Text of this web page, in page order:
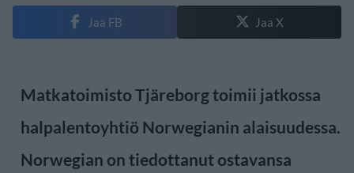
Jaa FB Jaa X
Matkatoimisto Tjäreborg toimii jatkossa
halpalentoyhtiö Norwegianin alaisuudessa.
Norwegian on tiedottanut ostavansa